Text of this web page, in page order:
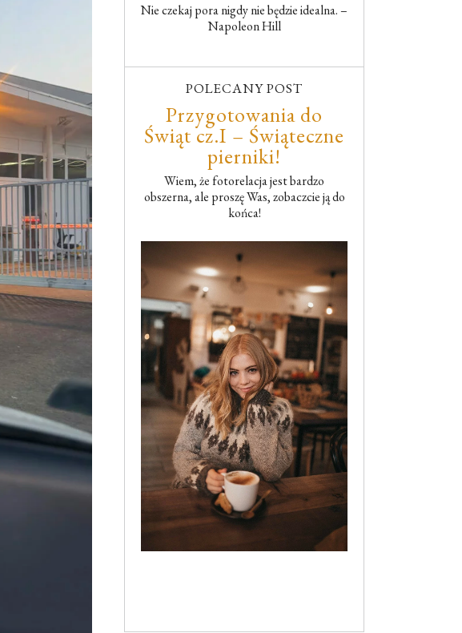
Nie czekaj pora nigdy nie będzie idealna. –
Napoleon Hill
POLECANY POST
Przygotowania do
Świąt cz.I – Świąteczne
pierniki!
Wiem, że fotorelacja jest bardzo
obszerna, ale proszę Was, zobaczcie ją do
końca!